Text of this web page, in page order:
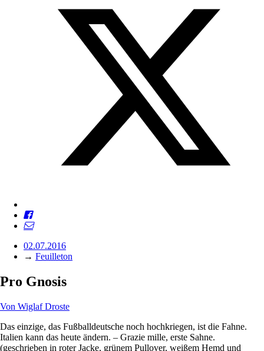
02.07.2016
→ Feuilleton
Pro Gnosis
Von Wiglaf Droste
Das einzige, das Fußballdeutsche noch hochkriegen, ist die Fahne.
Italien kann das heute ändern. – Grazie mille, erste Sahne.
(geschrieben in roter Jacke, grünem Pullover, weißem Hemd und